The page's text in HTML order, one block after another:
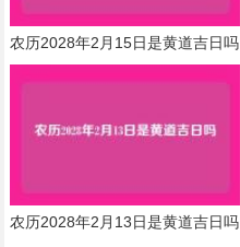
农历2028年2月15日是黄道吉日吗
农历2028年2月13日是黄道吉日吗